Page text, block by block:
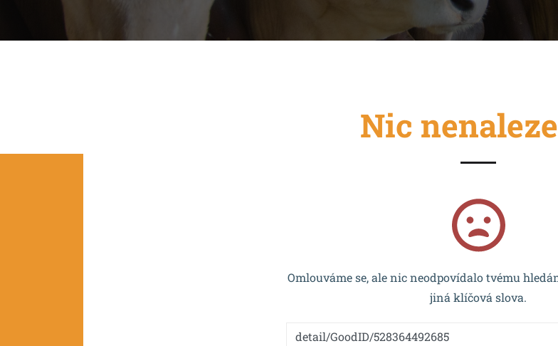
Nic
Omlouváme se, ale nic neodpovídalo tvému
jiná klíčová slova.